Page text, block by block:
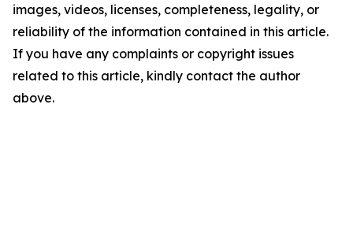
images, videos, licenses, completeness, legality, or
reliability of the information contained in this article.
If you have any complaints or copyright issues
related to this article, kindly contact the author
above.